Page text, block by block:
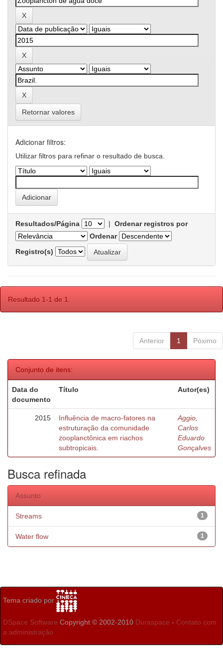
Retornar valores
Adicionar filtros:
Utilizar filtros para refinar o resultado de busca.
Resultados/Página | Ordenar registros por
Ordenar
Registro(s)
Resultado 1-1 de 1.
Anterior 1 Póximo
Conjunto de itens:
Data do
documento
Título Autor(es)
2015
Influência de macro-fatores na
estruturação da comunidade
zooplanctônica em riachos
subtropicais.
Aggio,
Carlos
Eduardo
Gonçalves
Busca refinada
Assunto
1
Streams
1
Water flow
Tema criado por
DSpace Software Copyright © 2002-2010 Duraspace - Contato com
a administração